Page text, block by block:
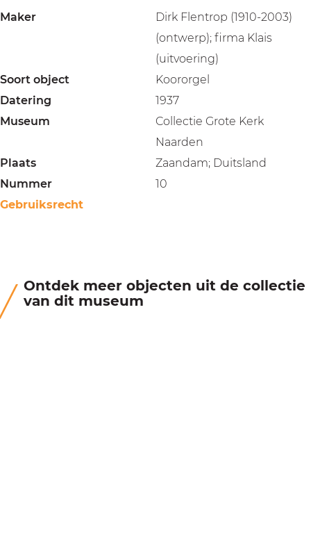
Maker
Dirk Flentrop (1910-2003)
(ontwerp); firma Klais
(uitvoering)
Soort object
Koororgel
Datering
1937
Museum
Collectie Grote Kerk
Naarden
Plaats
Zaandam; Duitsland
Nummer
10
Gebruiksrecht
Ontdek meer objecten uit de collectie
van dit museum